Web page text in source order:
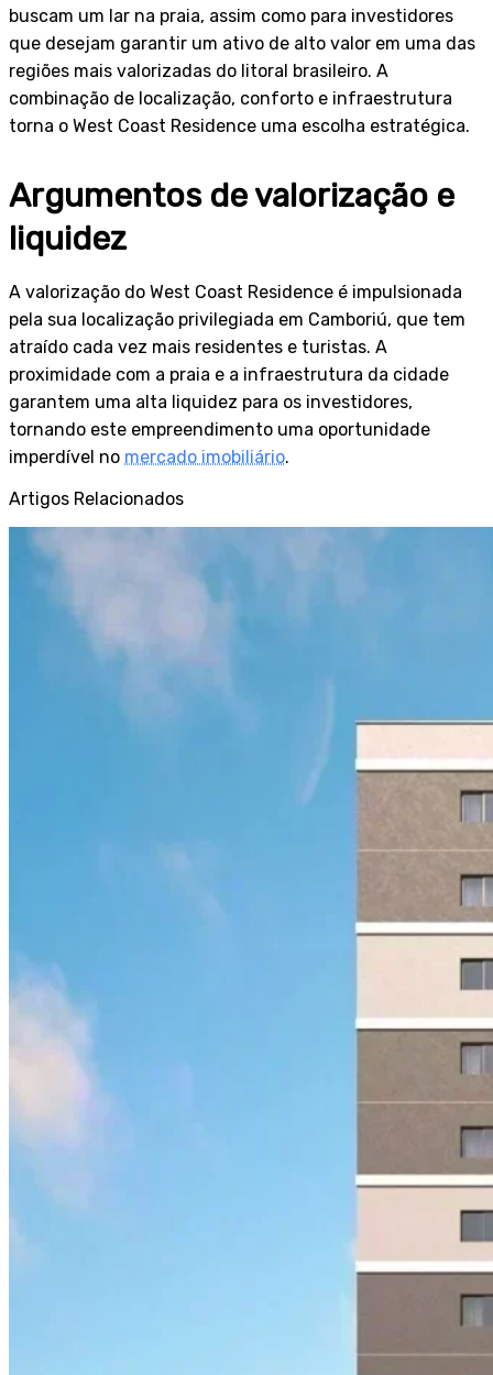
buscam um lar na praia, assim como para investidores
que desejam garantir um ativo de alto valor em uma das
regiões mais valorizadas do litoral brasileiro. A
combinação de localização, conforto e infraestrutura
torna o West Coast Residence uma escolha estratégica.
Argumentos de valorização e
liquidez
A valorização do West Coast Residence é impulsionada
pela sua localização privilegiada em Camboriú, que tem
atraído cada vez mais residentes e turistas. A
proximidade com a praia e a infraestrutura da cidade
garantem uma alta liquidez para os investidores,
tornando este empreendimento uma oportunidade
imperdível no mercado imobiliário.
Artigos Relacionados